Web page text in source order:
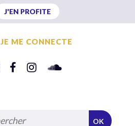
J'EN PROFITE
JE ME CONNECTE
OK